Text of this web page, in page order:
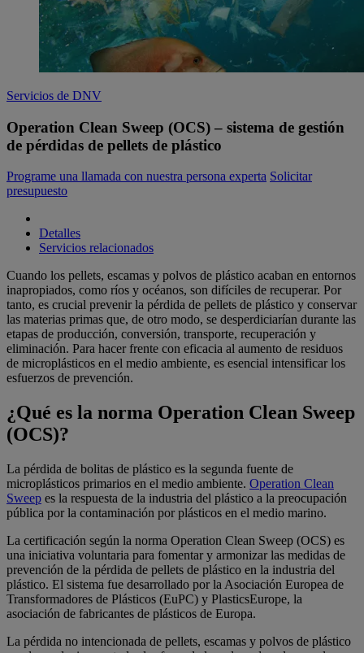
Servicios de DNV
Operation Clean Sweep (OCS) – sistema de gestión
de pérdidas de pellets de plástico
Programe una llamada con nuestra persona experta Solicitar
presupuesto
Detalles
Servicios relacionados
Cuando los pellets, escamas y polvos de plástico acaban en entornos
inapropiados, como ríos y océanos, son difíciles de recuperar. Por
tanto, es crucial prevenir la pérdida de pellets de plástico y conservar
las materias primas que, de otro modo, se desperdiciarían durante las
etapas de producción, conversión, transporte, recuperación y
eliminación. Para hacer frente con eficacia al aumento de residuos
de microplásticos en el medio ambiente, es esencial intensificar los
esfuerzos de prevención.
¿Qué es la norma Operation Clean Sweep
(OCS)?
La pérdida de bolitas de plástico es la segunda fuente de
microplásticos primarios en el medio ambiente. Operation Clean
Sweep es la respuesta de la industria del plástico a la preocupación
pública por la contaminación por plásticos en el medio marino.
La certificación según la norma Operation Clean Sweep (OCS) es
una iniciativa voluntaria para fomentar y armonizar las medidas de
prevención de la pérdida de pellets de plástico en la industria del
plástico. El sistema fue desarrollado por la Asociación Europea de
Transformadores de Plásticos (EuPC) y PlasticsEurope, la
asociación de fabricantes de plásticos de Europa.
La pérdida no intencionada de pellets, escamas y polvos de plástico